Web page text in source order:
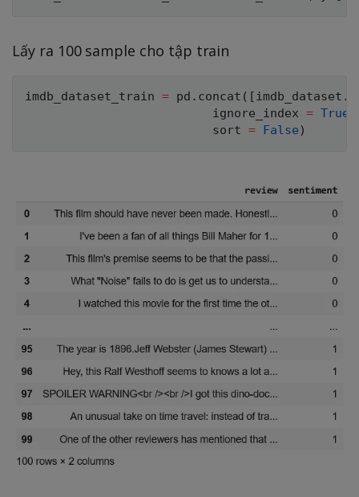
Lấy ra 100 sample cho tập train
imdb_dataset_train = pd . concat ( [imdb_dataset .
                          ignore_index
= True
                          sort
= False )